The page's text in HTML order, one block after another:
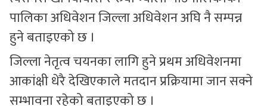
पालिका अधिवेशन जिल्ला अधिवेशन अघि नै सम्पन्न
हुने बताइएको छ ।
जिल्ला नेतृत्व चयनका लागि हुने प्रथम अधिवेशनमा
आकांक्षी धेरै देखिएकाले मतदान प्रक्रियामा जान सक्ने
सम्भावना रहेको बताइएको छ ।